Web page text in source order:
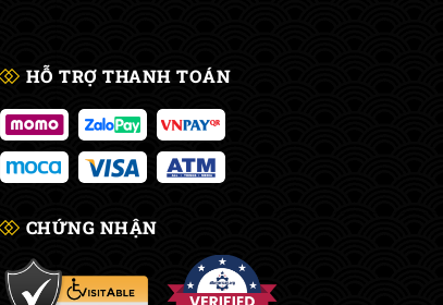
HỖ TRỢ THANH TOÁN
CHỨNG NHẬN